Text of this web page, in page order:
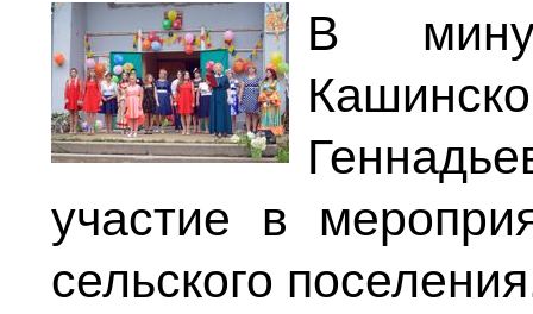
В
участие в
сельского